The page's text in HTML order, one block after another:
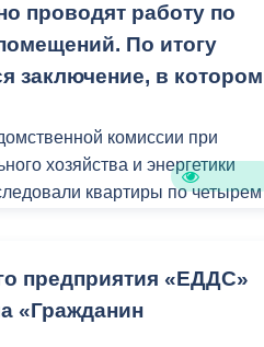
проводят работу по
По итогу
заключение, в котором
комиссии при
хозяйства и энергетики
квартиры по четырем
Интернациональной, 51 и
предприятия «ЕДДС»
«Гражданин